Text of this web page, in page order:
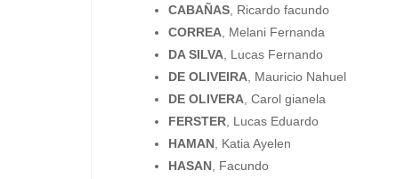
CABAÑAS , Ricardo facundo
CORREA , Melani Fernanda
DA SILVA , Lucas Fernando
DE OLIVEIRA , Mauricio Nahuel
DE OLIVERA , Carol gianela
FERSTER , Lucas Eduardo
HAMAN , Katia Ayelen
HASAN , Facundo